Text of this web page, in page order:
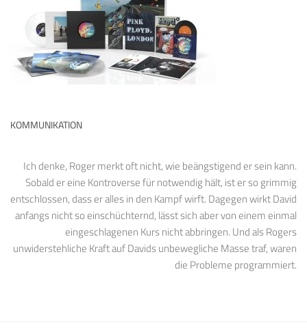
KOMMUNIKATION
Ich denke, Roger merkt oft nicht, wie beängstigend er sein kann.
Sobald er eine Kontroverse für notwendig hält, ist er so grimmig
entschlossen, dass er alles in den Kampf wirft. Dagegen wirkt David
anfangs nicht so einschüchternd, lässt sich aber von einem einmal
eingeschlagenen Kurs nicht abbringen. Und als Rogers
unwiderstehliche Kraft auf Davids unbewegliche Masse traf, waren
die Probleme programmiert.